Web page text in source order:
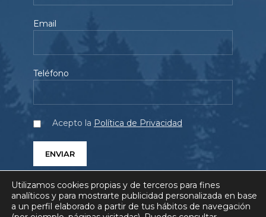
Email
Teléfono
Acepto la Política de Privacidad
Utilizamos cookies propias y de terceros para fines
analíticos y para mostrarte publicidad personalizada en base
a un perfil elaborado a partir de tus hábitos de navegación